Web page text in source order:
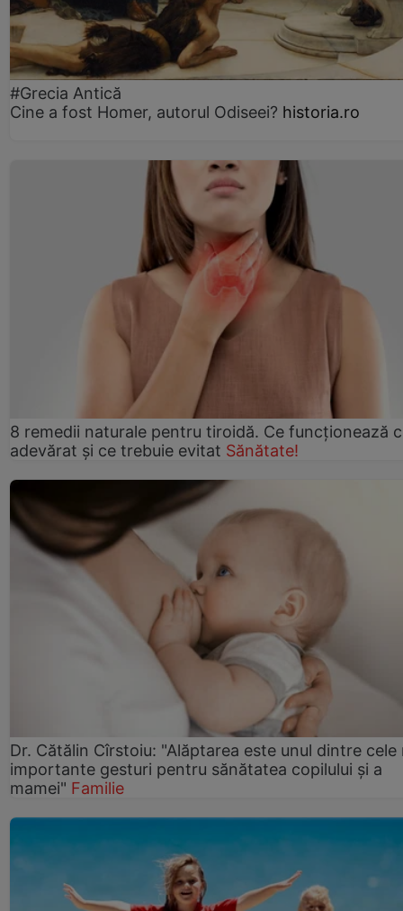
#Grecia Antică
Cine a fost Homer, autorul Odiseei? historia.ro
8 remedii naturale pentru tiroidă. Ce funcționează
adevărat și ce trebuie evitat Sănătate!
Dr. Cătălin Cîrstoiu: "Alăptarea este unul dintre cele
importante gesturi pentru sănătatea copilului și a
mamei" Familie